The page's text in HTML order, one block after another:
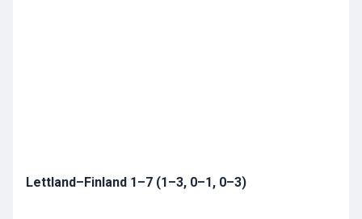
Lettland–Finland 1–7 (1–3, 0–1, 0–3)